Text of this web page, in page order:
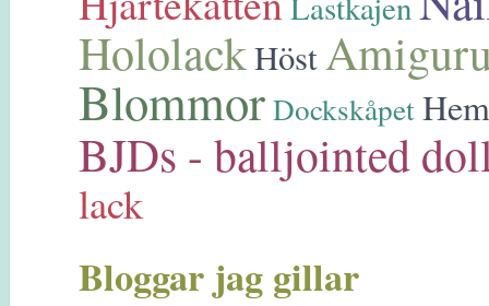
HololackHöst
BlommorDockskåpet
BJDs - balljointed
lack
Bloggar jag gillar